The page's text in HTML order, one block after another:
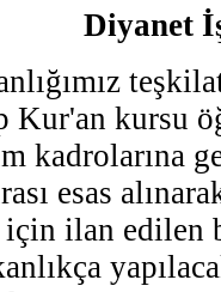
Diyanet
Kur'an kursu
kadrolarına
esas
ilan edilen